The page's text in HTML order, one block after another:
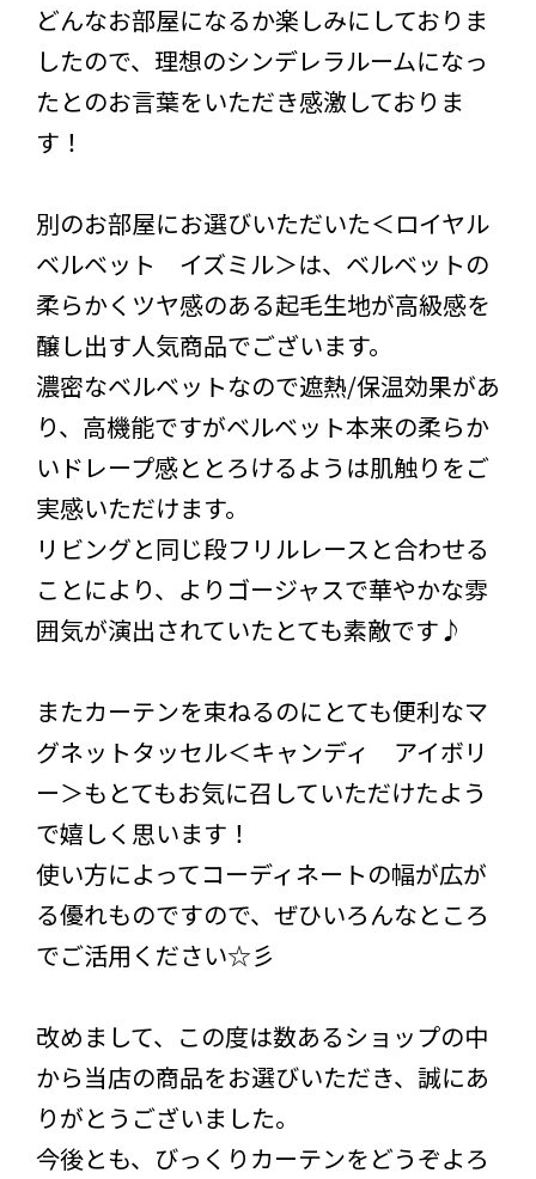
どんなお部屋になるか楽しみにしておりま
したので、理想のシンデレラルームになっ
たとのお言葉をいただき感激しておりま
す！
別のお部屋にお選びいただいた＜ロイヤル
ベルベット イズミル＞は、ベルベットの
柔らかくツヤ感のある起毛生地が高級感を
醸し出す人気商品でございます。
濃密なベルベットなので遮熱/保温効果があ
り、高機能ですがベルベット本来の柔らか
いドレープ感ととろけるようは肌触りをご
実感いただけます。
リビングと同じ段フリルレースと合わせる
ことにより、よりゴージャスで華やかな雰
囲気が演出されていたとても素敵です♪
またカーテンを束ねるのにとても便利なマ
グネットタッセル＜キャンディ アイボリ
ー＞もとてもお気に召していただけたよう
で嬉しく思います！
使い方によってコーディネートの幅が広が
る優れものですので、ぜひいろんなところ
でご活用ください☆彡
改めまして、この度は数あるショップの中
から当店の商品をお選びいただき、誠にあ
りがとうございました。
今後とも、びっくりカーテンをどうぞよろ